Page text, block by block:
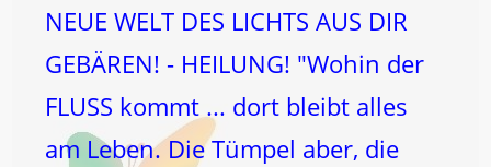
NEUE WELT DES LICHTS AUS DIR
GEBÄREN! - HEILUNG! "Wohin der
FLUSS kommt ... dort bleibt alles
am Leben. Die Tümpel aber, die